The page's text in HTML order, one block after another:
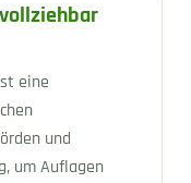
eine
und
um Auflagen